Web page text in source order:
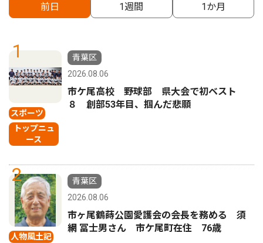
前日 1週間 1か月
1
スポーツ
トップニュ
ース
青葉区
2026.08.06
市ケ尾高校 野球部 県大会で初ベスト
８ 創部53年目、掴んだ悲願
2
人物風土記
青葉区
2026.08.06
市ヶ尾鶴蒔公園愛護会の会長を務める 須
網 冨士男さん 市ケ尾町在住 76歳